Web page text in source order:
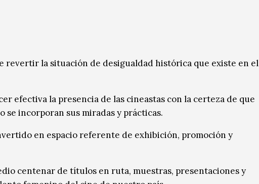
revertir la situación de desigualdad histórica que existe en el
efectiva la presencia de las cineastas con la certeza de que
se incorporan sus miradas y prácticas.
en espacio referente de exhibición, promoción y
centenar de títulos en ruta, muestras, presentaciones y